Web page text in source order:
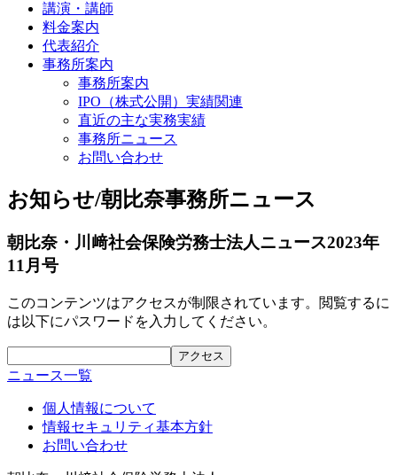
講演・講師
料金案内
代表紹介
事務所案内
事務所案内
IPO（株式公開）実績関連
直近の主な実務実績
事務所ニュース
お問い合わせ
お知らせ/朝比奈事務所ニュース
朝比奈・川﨑社会保険労務士法人ニュース2023年
11月号
このコンテンツはアクセスが制限されています。閲覧するに
は以下にパスワードを入力してください。
ニュース一覧
個人情報について
情報セキュリティ基本方針
お問い合わせ